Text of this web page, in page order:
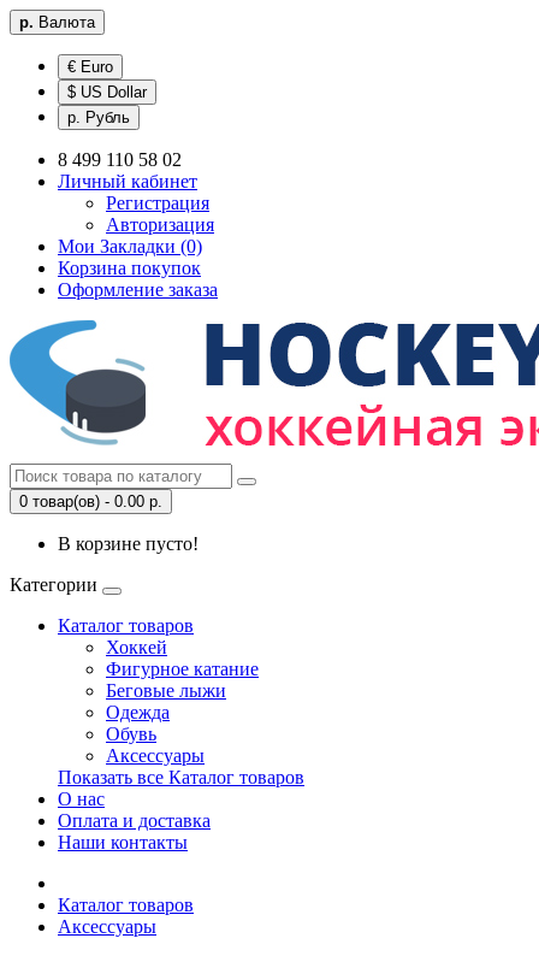
р. Валюта
€ Euro
$ US Dollar
р. Рубль
8 499 110 58 02
Личный кабинет
Регистрация
Авторизация
Мои Закладки (0)
Корзина покупок
Оформление заказа
0 товар(ов) - 0.00 р.
В корзине пусто!
Категории
Каталог товаров
Хоккей
Фигурное катание
Беговые лыжи
Одежда
Обувь
Аксессуары
Показать все Каталог товаров
О нас
Оплата и доставка
Наши контакты
Каталог товаров
Аксессуары